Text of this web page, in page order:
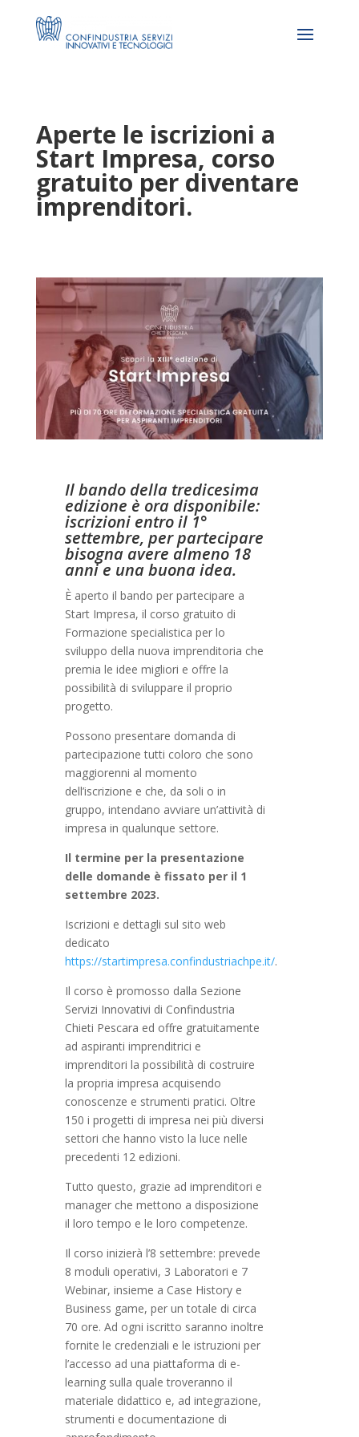
Aperte le iscrizioni a
Start Impresa, corso
gratuito per diventare
imprenditori.
Il bando della tredicesima
edizione è ora disponibile:
iscrizioni entro il 1°
settembre, per partecipare
bisogna avere almeno 18
anni e una buona idea.
È aperto il bando per partecipare a
Start Impresa, il corso gratuito di
Formazione specialistica per lo
sviluppo della nuova imprenditoria che
premia le idee migliori e offre la
possibilità di sviluppare il proprio
progetto.
Possono presentare domanda di
partecipazione tutti coloro che sono
maggiorenni al momento
dell’iscrizione e che, da soli o in
gruppo, intendano avviare un’attività di
impresa in qualunque settore.
Il termine per la presentazione
delle domande è fissato per il 1
settembre 2023.
Iscrizioni e dettagli sul sito web
dedicato
https://startimpresa.confindustriachpe.it/.
Il corso è promosso dalla Sezione
Servizi Innovativi di Confindustria
Chieti Pescara ed offre gratuitamente
ad aspiranti imprenditrici e
imprenditori la possibilità di costruire
la propria impresa acquisendo
conoscenze e strumenti pratici. Oltre
150 i progetti di impresa nei più diversi
settori che hanno visto la luce nelle
precedenti 12 edizioni.
Tutto questo, grazie ad imprenditori e
manager che mettono a disposizione
il loro tempo e le loro competenze.
Il corso inizierà l’8 settembre: prevede
8 moduli operativi, 3 Laboratori e 7
Webinar, insieme a Case History e
Business game, per un totale di circa
70 ore. Ad ogni iscritto saranno inoltre
fornite le credenziali e le istruzioni per
l’accesso ad una piattaforma di e-
learning sulla quale troveranno il
materiale didattico e, ad integrazione,
strumenti e documentazione di